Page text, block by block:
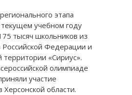
этапа
учебном году
тысяч школьников из
Российской Федерации и
«Сириус».
олимпиаде
участие
области.